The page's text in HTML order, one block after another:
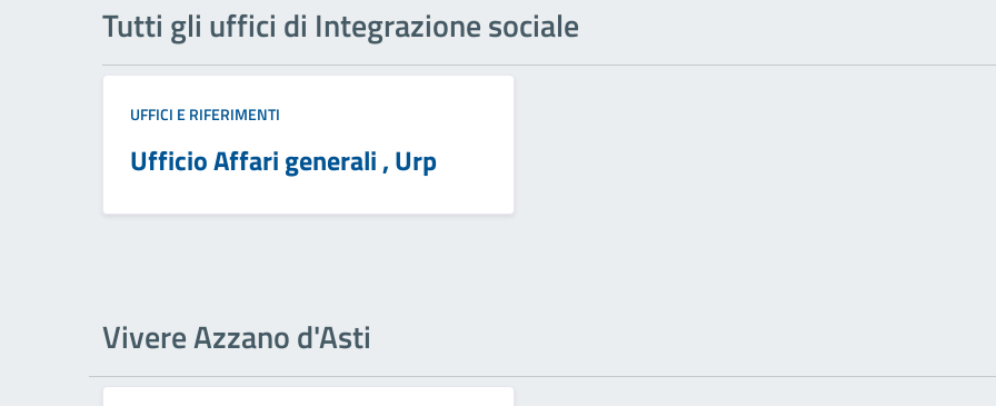
Tutti gli uffici di Integrazione sociale
UFFICI E RIFERIMENTI
Ufficio Affari generali , Urp
Vivere Azzano d'Asti